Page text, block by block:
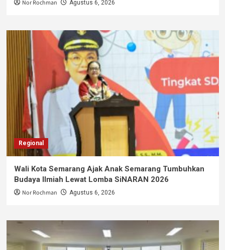
Nor Rochman Agustus 6, 2026
Regional
Wali Kota Semarang Ajak Anak Semarang Tumbuhkan
Budaya Ilmiah Lewat Lomba SiNARAN 2026
Nor Rochman Agustus 6, 2026